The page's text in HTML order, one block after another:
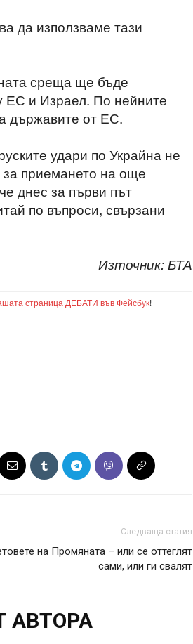
да използваме тази
среща ще бъде
ЕС и Израел. По нейните
държавите от ЕС.
удари по Украйна не
за приемането на още
днес за първи път
по въпроси, свързани
Източник: БТА
страница ДЕБАТИ във Фейсбук!
Следваща статия
на Промяната – или се оттеглят
сами, или ги свалят
АВТОРА